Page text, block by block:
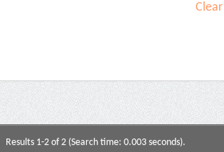
Results 1-2 of 2 (Search time: 0.003 seconds).